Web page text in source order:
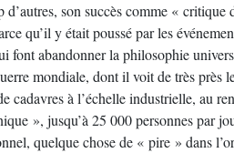
son succès comme «
qu’il y était poussé par les
font abandonner la philosophie
mondiale, dont il voit de très près
à l’échelle industrielle, au
», jusqu’à 25 000 personnes par
quelque chose de « pire » dans